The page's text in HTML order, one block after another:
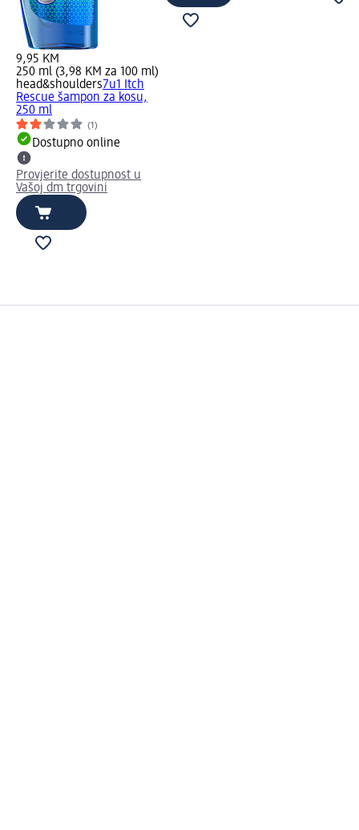
9,95 KM
250 ml (3,98 KM za 100 ml)
head&shoulders7u1 Itch
Rescue šampon za kosu,
250 ml
(1)
Dostupno online
Provjerite dostupnost u
Vašoj dm trgovini